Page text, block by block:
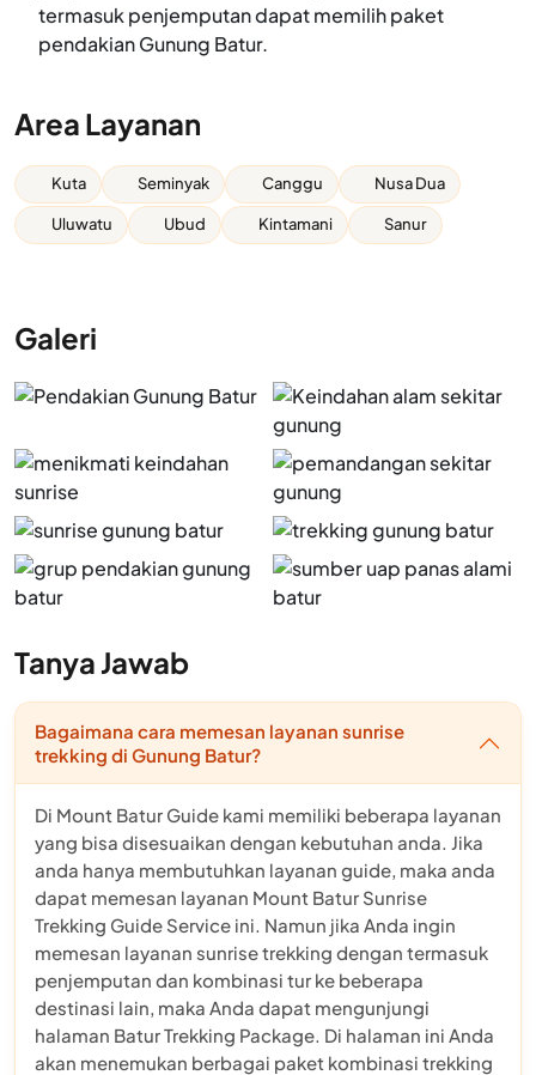
termasuk penjemputan dapat memilih paket
pendakian Gunung Batur.
Area Layanan
Kuta Seminyak Canggu Nusa Dua
Uluwatu Ubud Kintamani Sanur
Galeri
Tanya Jawab
Bagaimana cara memesan layanan sunrise
trekking di Gunung Batur?
Di Mount Batur Guide kami memiliki beberapa layanan
yang bisa disesuaikan dengan kebutuhan anda. Jika
anda hanya membutuhkan layanan guide, maka anda
dapat memesan layanan Mount Batur Sunrise
Trekking Guide Service ini. Namun jika Anda ingin
memesan layanan sunrise trekking dengan termasuk
penjemputan dan kombinasi tur ke beberapa
destinasi lain, maka Anda dapat mengunjungi
halaman Batur Trekking Package. Di halaman ini Anda
akan menemukan berbagai paket kombinasi trekking